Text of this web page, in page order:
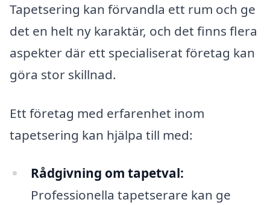
Tapetsering kan förvandla ett rum och ge
det en helt ny karaktär, och det finns flera
aspekter där ett specialiserat företag kan
göra stor skillnad.
Ett företag med erfarenhet inom
tapetsering kan hjälpa till med:
Rådgivning om tapetval:
Professionella tapetserare kan ge